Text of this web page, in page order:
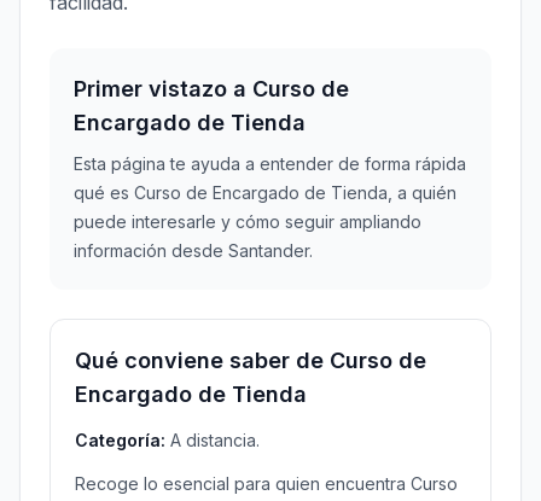
Primer vistazo a Curso de
Encargado de Tienda
Esta página te ayuda a entender de forma rápida
qué es Curso de Encargado de Tienda, a quién
puede interesarle y cómo seguir ampliando
información desde Santander.
Qué conviene saber de Curso de
Encargado de Tienda
Categoría: A distancia.
Recoge lo esencial para quien encuentra Curso